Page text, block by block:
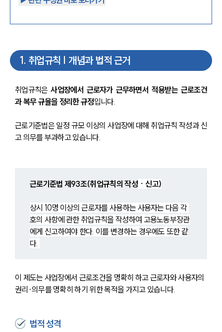
1. 취업규칙 | 개념과 법적 근거
취업규칙은 사업장에서 근로자가 근무하면서 적용받는 근로조건
과 복무 규율을 정리한 규정입니다.
근로기준법은 일정 규모 이상의 사업장에 대해 취업규칙 작성과 신
고 의무를 부과하고 있습니다.
근로기준법 제93조(취업규칙의 작성ㆍ신고)
상시 10명 이상의 근로자를 사용하는 사용자는 다음 각
호의 사항에 관한 취업규칙을 작성하여 고용노동부장관
에게 신고하여야 한다. 이를 변경하는 경우에도 또한 같
다.
이 제도는 사업장에서 근로조건을 명확히 하고 근로자와 사용자의
권리·의무를 명확히 하기 위한 목적을 가지고 있습니다.
법적 성격